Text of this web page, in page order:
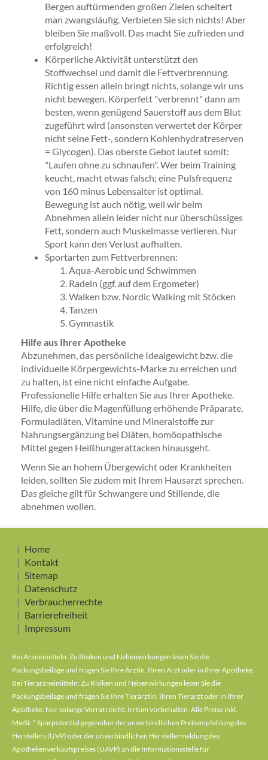
Bergen auftürmenden großen Zielen scheitert
man zwangsläufig. Verbieten Sie sich nichts! Aber
bleiben Sie maßvoll. Das macht Sie zufrieden und
erfolgreich!
Körperliche Aktivität unterstützt den
Stoffwechsel und damit die Fettverbrennung.
Richtig essen allein bringt nichts, solange wir uns
nicht bewegen. Körperfett "verbrennt" dann am
besten, wenn genügend Sauerstoff aus dem Blut
zugeführt wird (ansonsten verwertet der Körper
nicht seine Fett-, sondern Kohlenhydratreserven
= Glycogen). Das oberste Gebot lautet somit:
"Laufen ohne zu schnaufen". Wer beim Training
keucht, macht etwas falsch; eine Pulsfrequenz
von 160 minus Lebensalter ist optimal.
Bewegung ist auch nötig, weil wir beim
Abnehmen allein leider nicht nur überschüssiges
Fett, sondern auch Muskelmasse verlieren. Nur
Sport kann den Verlust aufhalten.
Sportarten zum Fettverbrennen:
Aqua-Aerobic und Schwimmen
Radeln (ggf. auf dem Ergometer)
Walken bzw. Nordic Walking mit Stöcken
Tanzen
Gymnastik
Hilfe aus Ihrer Apotheke
Abzunehmen, das persönliche Idealgewicht bzw. die
individuelle Körpergewichts-Marke zu erreichen und
zu halten, ist eine nicht einfache Aufgabe.
Professionelle Hilfe erhalten Sie aus Ihrer Apotheke.
Hilfe, die über die Magenfüllung erhöhende Präparate,
Formuladiäten, Vitamine und Mineralstoffe zur
Nahrungsergänzung bei Diäten, homöopathische
Mittel gegen Heißhungerattacken hinausgeht.
Wenn Sie an hohem Übergewicht oder Krankheiten
leiden, sollten Sie zudem mit Ihrem Hausarzt sprechen.
Das gleiche gilt für Schwangere und Stillende, die
abnehmen wollen.
Home
Kontakt
Sitemap
Datenschutz
Verbraucherrechte
Barrierefreiheit
Impressum
Bei Arzneimitteln: Zu Risiken und Nebenwirkungen lesen Sie die
Packungsbeilage und fragen Sie Ihre Ärztin, Ihren Arzt oder in Ihrer Apotheke.
Bei Tierarzneimitteln: Zu Risiken und Nebenwirkungen lesen Sie die
Packungsbeilage und fragen Sie Ihre Tierärztin, Ihren Tierarzt oder in Ihrer
Apotheke. Nur solange Vorrat reicht. Irrtum vorbehalten. Alle Preise inkl.
MwSt. * Sparpotential gegenüber der unverbindlichen Preisempfehlung des
Herstellers (UVP) oder der unverbindlichen Herstellermeldung des
Apothekenverkaufspreises (UAVP) an die Informationsstelle für